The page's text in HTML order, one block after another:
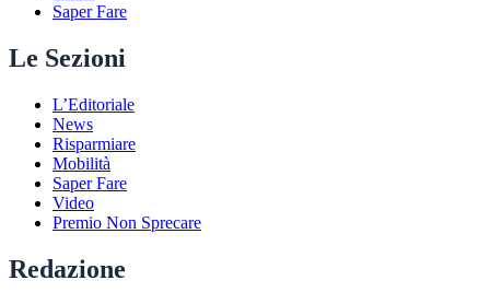
Saper Fare
Le Sezioni
L’Editoriale
News
Risparmiare
Mobilità
Saper Fare
Video
Premio Non Sprecare
Redazione